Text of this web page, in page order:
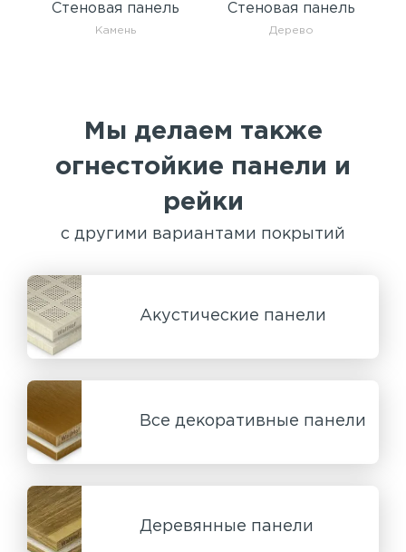
Стеновая панель
Камень
Стеновая панель
Дерево
Мы делаем также
огнестойкие панели и
рейки
с другими вариантами покрытий
Акустические панели
Все декоративные панели
Деревянные панели